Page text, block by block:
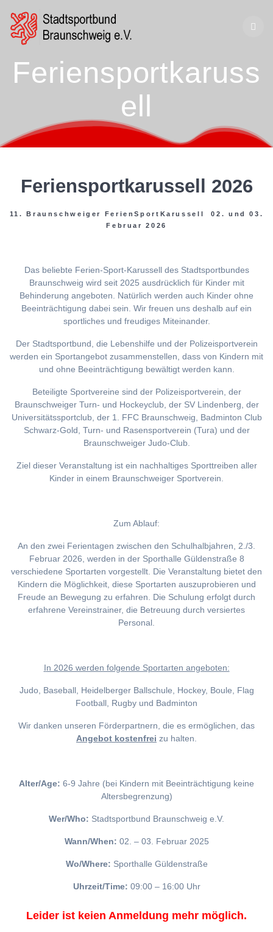
Feriensportkaruss
ell
Feriensportkarussell 2026
11. Braunschweiger FerienSportKarussell 02. und 03.
Februar 2026
Das beliebte Ferien-Sport-Karussell des Stadtsportbundes
Braunschweig wird seit 2025 ausdrücklich für Kinder mit
Behinderung angeboten. Natürlich werden auch Kinder ohne
Beeinträchtigung dabei sein. Wir freuen uns deshalb auf ein
sportliches und freudiges Miteinander.
Der Stadtsportbund, die Lebenshilfe und der Polizeisportverein
werden ein Sportangebot zusammenstellen, dass von Kindern mit
und ohne Beeinträchtigung bewältigt werden kann.
Beteiligte Sportvereine sind der Polizeisportverein, der
Braunschweiger Turn- und Hockeyclub, der SV Lindenberg, der
Universitätssportclub, der 1. FFC Braunschweig, Badminton Club
Schwarz-Gold, Turn- und Rasensportverein (Tura) und der
Braunschweiger Judo-Club.
Ziel dieser Veranstaltung ist ein nachhaltiges Sporttreiben aller
Kinder in einem Braunschweiger Sportverein.
Zum Ablauf:
An den zwei Ferientagen zwischen den Schulhalbjahren, 2./3.
Februar 2026, werden in der Sporthalle Güldenstraße 8
verschiedene Sportarten vorgestellt. Die Veranstaltung bietet den
Kindern die Möglichkeit, diese Sportarten auszuprobieren und
Freude an Bewegung zu erfahren. Die Schulung erfolgt durch
erfahrene Vereinstrainer, die Betreuung durch versiertes
Personal.
In 2026 werden folgende Sportarten angeboten:
Judo, Baseball, Heidelberger Ballschule, Hockey, Boule, Flag
Football, Rugby und Badminton
Wir danken unseren Förderpartnern, die es ermöglichen, das
Angebot kostenfrei zu halten.
Alter/Age: 6-9 Jahre (bei Kindern mit Beeinträchtigung keine
Altersbegrenzung)
Wer/Who: Stadtsportbund Braunschweig e.V.
Wann/When: 02. – 03. Februar 2025
Wo/Where: Sporthalle Güldenstraße
Uhrzeit/Time: 09:00 – 16:00 Uhr
Leider ist keien Anmeldung mehr möglich.